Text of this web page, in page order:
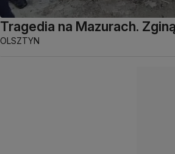
Tragedia na Mazurach.
OLSZTYN